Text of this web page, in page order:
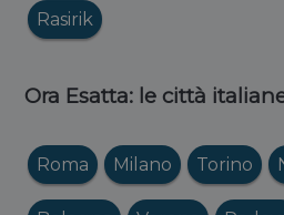
Rasirik
Ora Esatta: le città
Roma Milano Torino